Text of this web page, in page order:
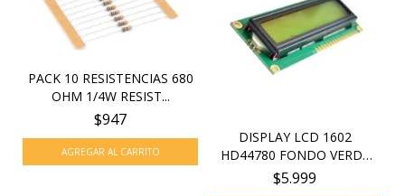
PACK 10 RESISTENCIAS 680
OHM 1/4W RESIST...
$947
DISPLAY LCD 1602
HD44780 FONDO VERDE
TEX...
$5.999